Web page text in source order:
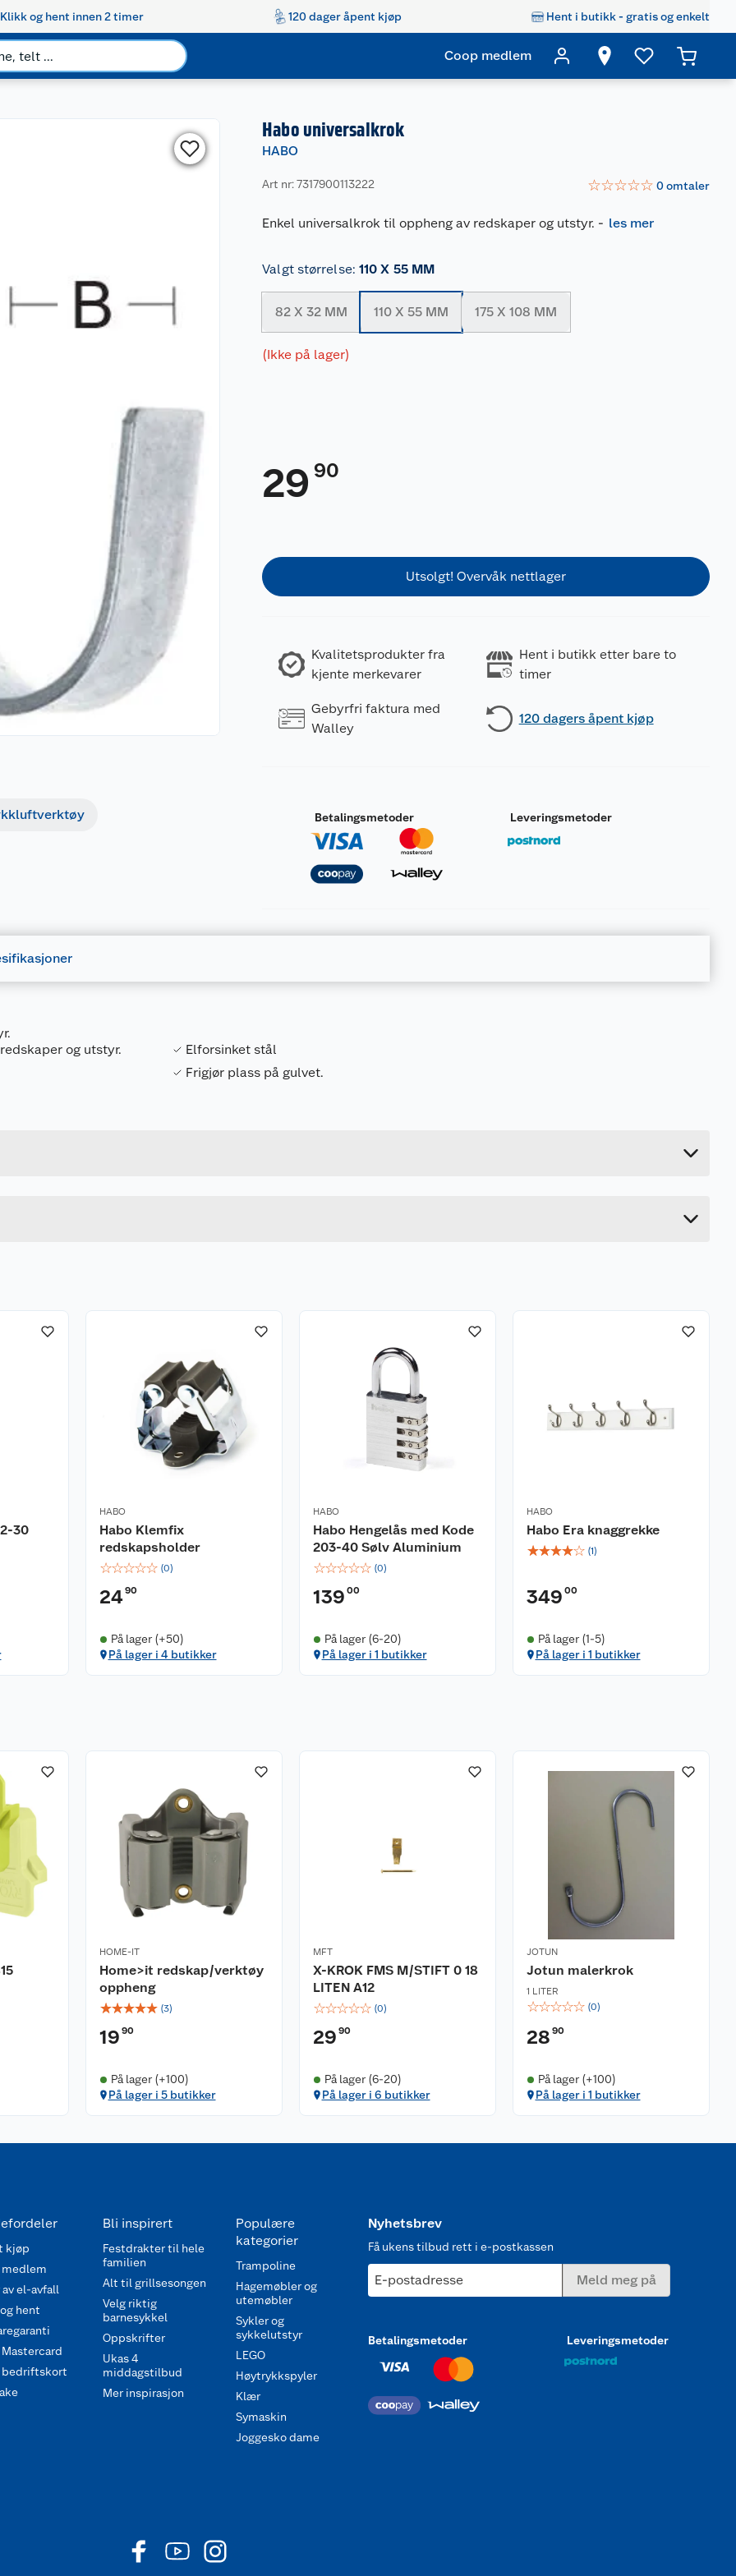
Klikk og hent innen 2 timer 120 dager åpent kjøp Hent i butikk - gratis og enkelt
Coop medlem
Habo universalkrok
HABO
Art nr: 7317900113222 ☆☆☆☆☆ 0omtaler
Enkel universalkrok til oppheng av redskaper og utstyr. - les mer
Valgt størrelse: 110 X 55 MM
82 X 32 MM 110 X 55 MM 175 X 108 MM
(Ikke på lager)
29 90
Utsolgt! Overvåk nettlager
Kvalitetsprodukter fra
kjente merkevarer
Hent i butikk etter bare to
timer
Gebyrfri faktura med
Walley
120 dagers åpent kjøp
Betalingsmetoder Leveringsmetoder
og utstyr.
Elforsinket stål
Frigjør plass på gulvet.
30
HABO
Habo Klemfix
redskapsholder
☆☆☆☆☆ (0)
2490
På lager (+50)
På lager i 4 butikker
HABO
Habo Hengelås med Kode
203-40 Sølv Aluminium
☆☆☆☆☆ (0)
139 00
På lager (6-20)
På lager i 1 butikker
HABO
Habo Era knaggrekke
☆☆☆☆☆ (1)
349 00
På lager (1-5)
På lager i 1 butikker
HOME-IT
Home>it redskap/verktøy
oppheng
☆☆☆☆☆ (3)
19 90
På lager (+100)
På lager i 5 butikker
MFT
X-KROK FMS M/STIFT 0 18
LITEN A12
☆☆☆☆☆ (0)
29 90
På lager (6-20)
På lager i 6 butikker
JOTUN
Jotun malerkrok
1 LITER
☆☆☆☆☆ (0)
28 90
På lager (+100)
På lager i 1 butikker
kjøp
medlem
av el-avfall
hent
bedriftskort
Bli inspirert
Festdrakter til hele
familien
Alt til grillsesongen
Velg riktig
barnesykkel
Oppskrifter
Ukas 4
middagstilbud
Mer inspirasjon
Populære
kategorier
Trampoline
Hagemøbler og
utemøbler
Sykler og
sykkelutstyr
LEGO
Høytrykkspyler
Klær
Symaskin
Joggesko dame
Nyhetsbrev
Få ukens tilbud rett i e-postkassen
E-postadresse Meld meg på
Betalingsmetoder Leveringsmetoder